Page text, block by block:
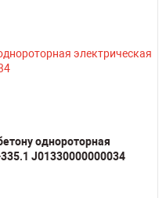
однороторная
J01330000000034